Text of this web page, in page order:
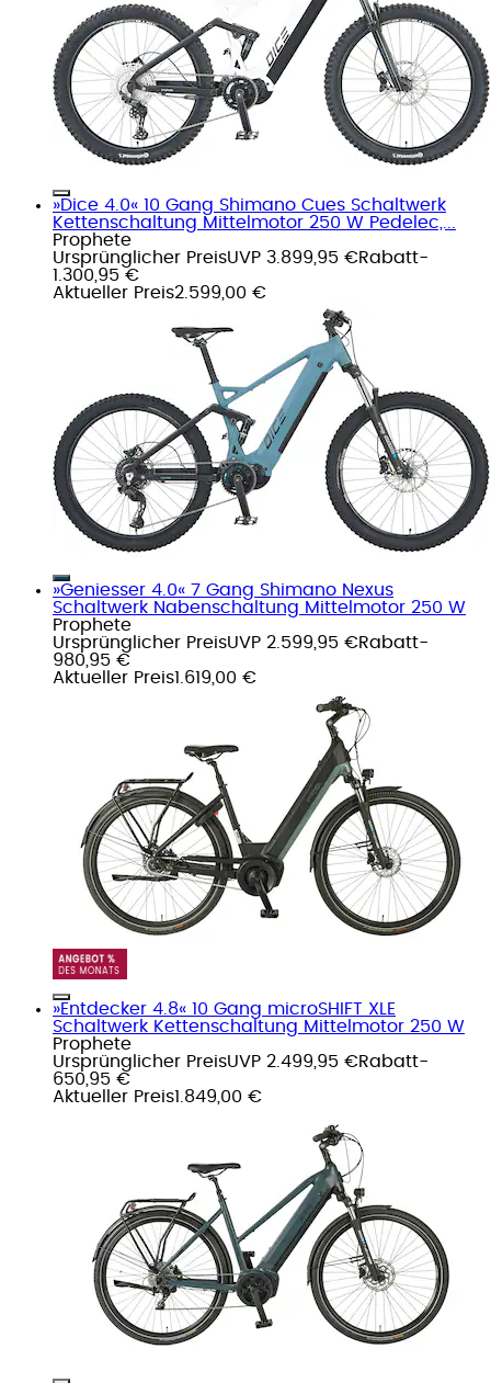
»Dice 4.0« 10 Gang Shimano Cues Schaltwerk
Kettenschaltung Mittelmotor 250 W Pedelec,...
Prophete
Ursprünglicher PreisUVP 3.899,95 €Rabatt-
1.300,95 €
Aktueller Preis2.599,00 €
»Geniesser 4.0« 7 Gang Shimano Nexus
Schaltwerk Nabenschaltung Mittelmotor 250 W
Prophete
Ursprünglicher PreisUVP 2.599,95 €Rabatt-
980,95 €
Aktueller Preis1.619,00 €
»Entdecker 4.8« 10 Gang microSHIFT XLE
Schaltwerk Kettenschaltung Mittelmotor 250 W
Prophete
Ursprünglicher PreisUVP 2.499,95 €Rabatt-
650,95 €
Aktueller Preis1.849,00 €